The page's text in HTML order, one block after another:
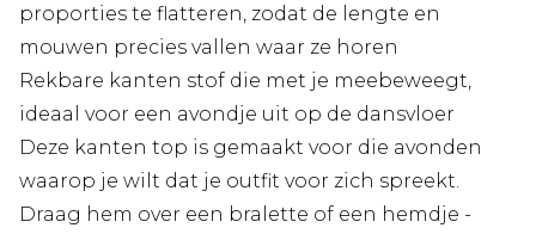
proporties te flatteren, zodat de lengte en
mouwen precies vallen waar ze horen
Rekbare kanten stof die met je meebeweegt,
ideaal voor een avondje uit op de dansvloer
Deze kanten top is gemaakt voor die avonden
waarop je wilt dat je outfit voor zich spreekt.
Draag hem over een bralette of een hemdje -